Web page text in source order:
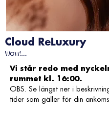
Cloud ReLuxury
Wow!...
Vi står redo med
rummet kl. 16:00.
OBS. Se längst ner i
tider som gäller för din